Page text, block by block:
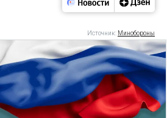
Источник: Минобороны